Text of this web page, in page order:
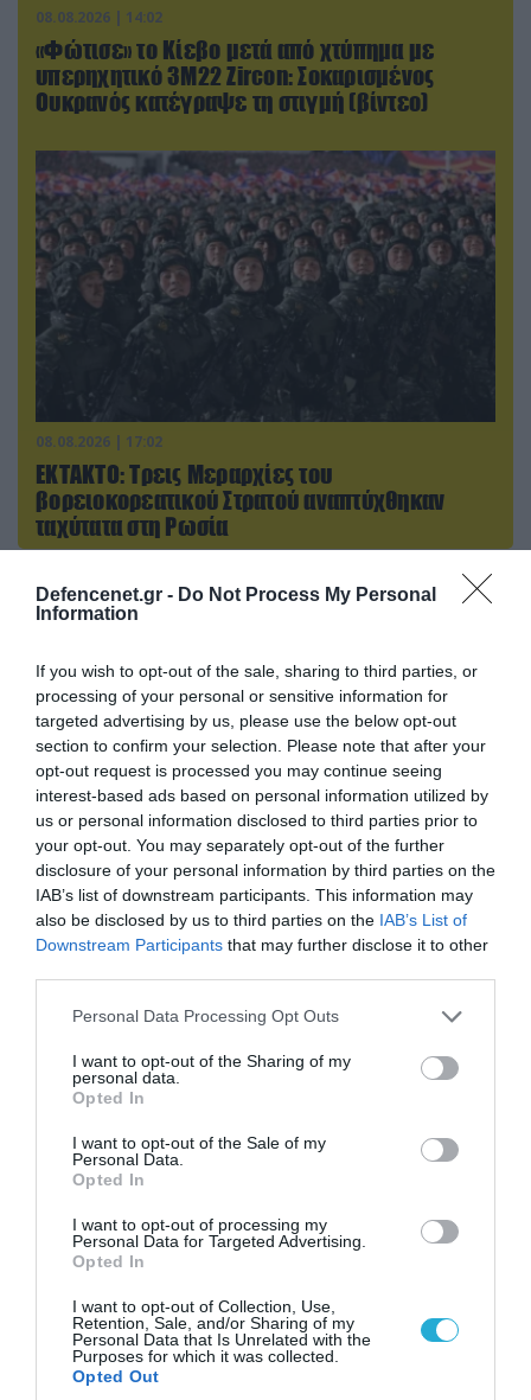
Defencenet.gr - Do Not Process My Personal
Information
If you wish to opt-out of the sale, sharing to third parties, or
processing of your personal or sensitive information for
targeted advertising by us, please use the below opt-out
section to confirm your selection. Please note that after your
opt-out request is processed you may continue seeing
interest-based ads based on personal information utilized by
us or personal information disclosed to third parties prior to
your opt-out. You may separately opt-out of the further
disclosure of your personal information by third parties on the
IAB’s list of downstream participants. This information may
also be disclosed by us to third parties on the IAB’s List of
Downstream Participants that may further disclose it to other
Please note that this website/app uses one or more Google
not limited to your visit or usage behaviour. You may click to
grant or deny consent to Google and its third-party tags to
use your data for below specified purposes in below Google
consent section.
Personal Data Processing Opt Outs
I want to opt-out of the Sharing of my
personal data.
Opted In
I want to opt-out of the Sale of my
Personal Data.
Opted In
I want to opt-out of processing my
Personal Data for Targeted Advertising.
Opted In
I want to opt-out of Collection, Use,
Retention, Sale, and/or Sharing of my
Personal Data that Is Unrelated with the
Purposes for which it was collected.
Opted Out
08.08.2026 | 14:02
«Φώτισε» το Κίεβο μετά από χτύπημα με
υπερηχητικό 3M22 Zircon: Σοκαρισμένος
Ουκρανός κατέγραψε τη στιγμή (βίντεο)
08.08.2026 | 17:02
ΕΚΤΑΚΤΟ: Τρεις Μεραρχίες του
βορειοκορεατικού Στρατού αναπτύχθηκαν
ταχύτατα στη Ρωσία
ΠΟΛΙΤΙΚΗ
08.08.2026 | 09:02
«Η απόλυτη τραγωδία»: Η «αιχμηρή» ανάρτηση
07.08.2026 | 20:02
Ο Γιάννης Αλαφούζος «τέλειωσε» τον